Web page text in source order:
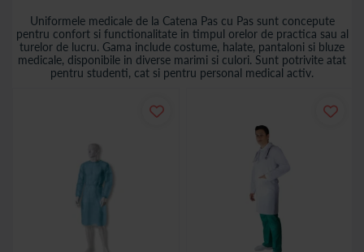
Uniformele medicale de la Catena Pas cu Pas sunt concepute
pentru confort si functionalitate in timpul orelor de practica sau al
turelor de lucru. Gama include costume, halate, pantaloni si bluze
medicale, disponibile in diverse marimi si culori. Sunt potrivite atat
pentru studenti, cat si pentru personal medical activ.